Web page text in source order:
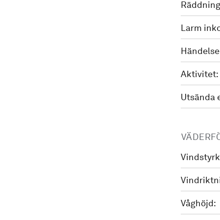
Larm
Aktivitet:
Utsända
Våghöjd: